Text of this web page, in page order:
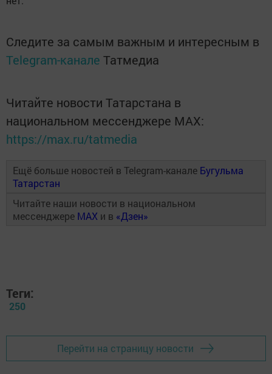
Следите за самым важным и интересным в
Telegram-канале Татмедиа
Читайте новости Татарстана в
национальном мессенджере MАХ:
https://max.ru/tatmedia
Ещё больше новостей в Telegram-канале Бугульма
Татарстан
Читайте наши новости в национальном
мессенджере MAX и в «Дзен»
Теги:
250
Перейти на страницу новости